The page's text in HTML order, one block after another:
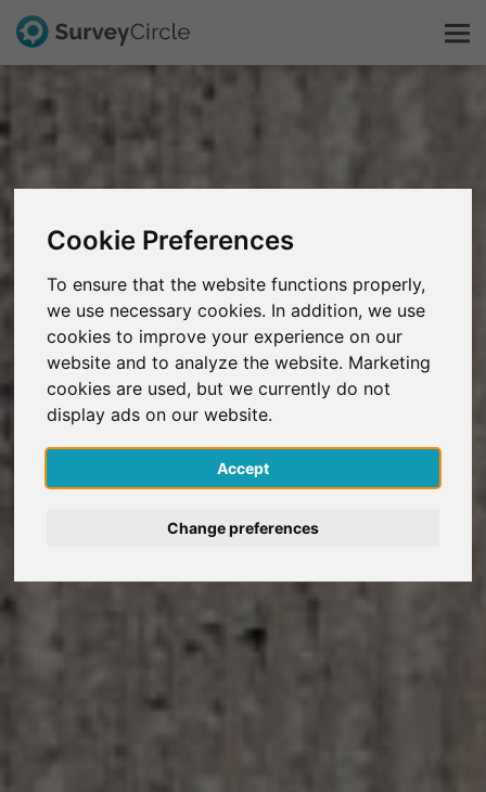
Cookie Preferences
To ensure that the website functions properly,
we use necessary cookies. In addition, we use
cookies to improve your experience on our
website and to analyze the website. Marketing
cookies are used, but we currently do not
display ads on our website.
Accept
Change preferences
Scopri la ricerca
FAQ
Registrati gratis
Accedi
English
Deutsch
Nederlands
Español